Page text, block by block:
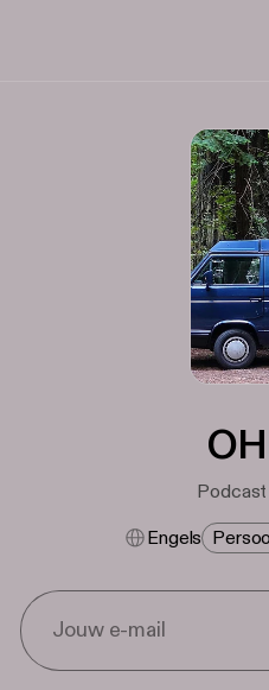
Podcast
Engels